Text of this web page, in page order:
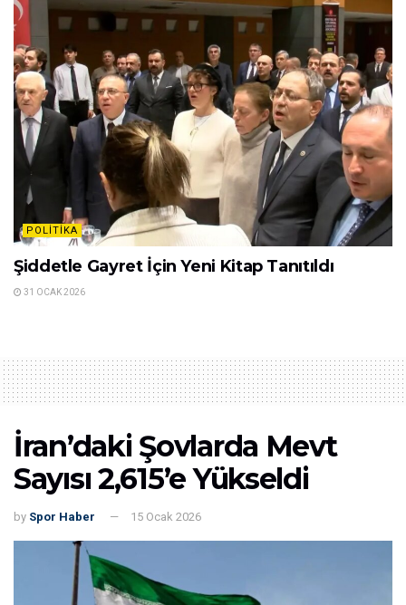
POLITIKA
Şiddetle Gayret İçin Yeni Kitap Tanıtıldı
31 OCAK 2026
İran’daki Şovlarda Mevt
Sayısı 2,615’e Yükseldi
by Spor Haber 15 Ocak 2026